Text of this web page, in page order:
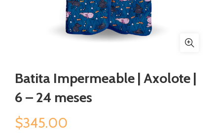
Batita Impermeable | Axolote |
6 – 24 meses
$345.00